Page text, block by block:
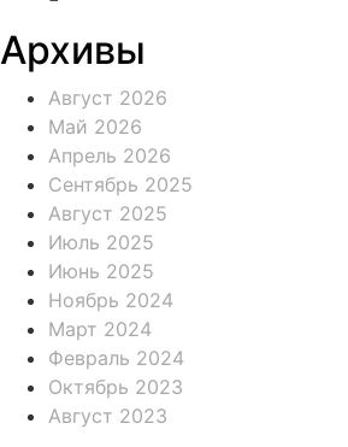
Архивы
Август 2026
Май 2026
Апрель 2026
Сентябрь 2025
Август 2025
Июль 2025
Июнь 2025
Ноябрь 2024
Март 2024
Февраль 2024
Октябрь 2023
Август 2023